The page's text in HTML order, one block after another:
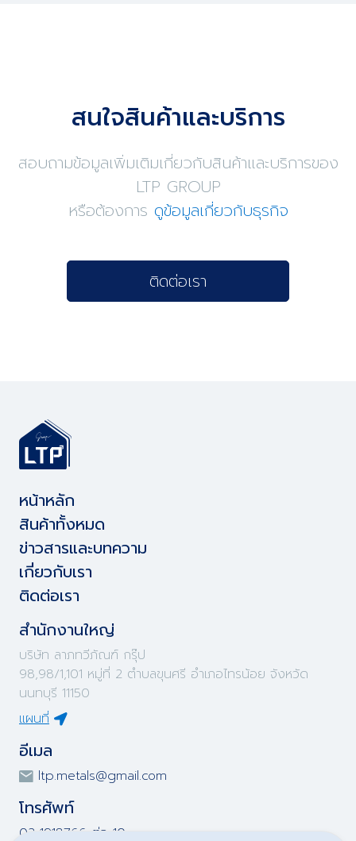
สนใจสินค้าและบริการ
สอบถามข้อมูลเพิ่มเติมเกี่ยวกับสินค้าและบริการของ
LTP GROUP
หรือต้องการ ดูข้อมูลเกี่ยวกับธุรกิจ
ติดต่อเรา
หน้าหลัก
สินค้าทั้งหมด
ข่าวสารและบทความ
เกี่ยวกับเรา
ติดต่อเรา
สำนักงานใหญ่
บริษัท ลาภทวีภัณฑ์ กรุ๊ป
98,98/1,101 หมู่ที่ 2 ตำบลขุนศรี อำเภอไทรน้อย จังหวัด
นนทบุรี 11150
แผนที่
อีเมล
ltp.metals@gmail.com
โทรศัพท์
02-1918766 ต่อ 10